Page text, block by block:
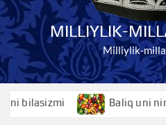
MILLIYLIK-
Milliylik-
bilasizmi Baliq uni